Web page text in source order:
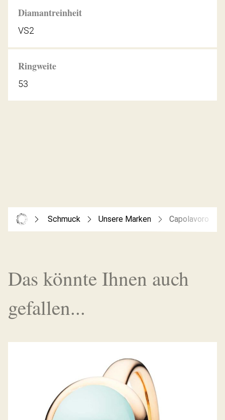
Diamantreinheit
VS2
Ringweite
53
Schmuck Unsere Marken Capolavoro
Das könnte Ihnen auch
gefallen...
RING VELLUTO